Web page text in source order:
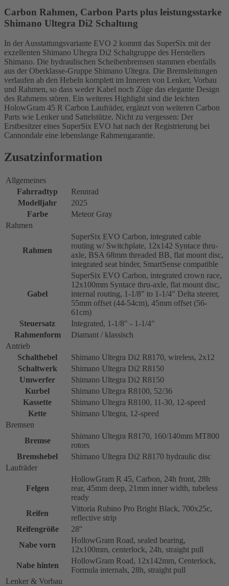
Carbon Rahmen, Carbon Parts plus leistungsstarke
Shimano Ultegra Di2 Schaltung
In der Ausstattungsvariante EVO 2 kommt das SuperSix mit der
exzellenten Shimano Ultegra Di2 Schaltgruppe des Herstellers
Shimano. Die hydraulischen Scheibenbremsen stammen ebenfalls
aus der Oberklasse-Gruppe Shimano Ultegra. Die Bremsleitungen
verlaufen ab den Hebeln komplett im Inneren von Lenker, Vorbau
und Rahmen, so dass weder Kabel noch Züge das elegante Design
des Rahmens stören. Ein weiteres Highlight sind die leichten
HolowGram 45 R Carbon Laufräder, ergänzt von weiteren Carbon
Parts wie Lenker und Sattelstütze. Nicht zu vergessen: Der
Erstbesitzer eines SuperSix EVO hat nach der Registrierung bei
Cannondale eine lebenslange Rahmengarantie.
Zusatzinformation
Allgemeines
Fahrradtyp
Rennrad
Modelljahr
2025
Farbe
Meteor Gray
Rahmen
Rahmen
SuperSix EVO Carbon, integrated cable
routing w/ Switchplate, 12x142 Syntace thru-
axle, BSA 68mm threaded BB, flat mount disc,
integrated seat binder, SmartSense compatible
Gabel
SuperSix EVO Carbon, integrated crown race,
12x100mm Syntace thru-axle, flat mount disc,
internal routing, 1-1/8" to 1-1/4" Delta steerer,
55mm offset (44-54cm), 45mm offset (56-
61cm)
Steuersatz
Integrated, 1-1/8" - 1-1/4"
Rahmenform
Diamant / klassisch
Antrieb
Schalthebel
Shimano Ultegra Di2 R8170, wireless, 2x12
Schaltwerk
Shimano Ultegra Di2 R8150
Umwerfer
Shimano Ultegra Di2 R8150
Kurbel
Shimano Ultegra R8100, 52/36
Kassette
Shimano Ultegra R8100, 11-30, 12-speed
Kette
Shimano Ultegra, 12-speed
Bremsen
Bremse
Shimano Ultegra R8170, 160/140mm MT800
rotors
Bremshebel
Shimano Ultegra Di2 R8170 hydraulic disc
Laufräder
Felgen
HollowGram R 45, Carbon, 24h front, 28h
rear, 45mm deep, 21mm inner width, tubeless
ready
Reifen
Vittoria Rubino Pro Bright Black, 700x25c,
reflective strip
Reifengröße
28''
Nabe vorn
HollowGram Road, sealed bearing,
12x100mm, centerlock, 24h, straight pull
Nabe hinten
HollowGram Road, 12x142mm, Centerlock,
Formula internals, 28h, straight pull
Lenker & Vorbau